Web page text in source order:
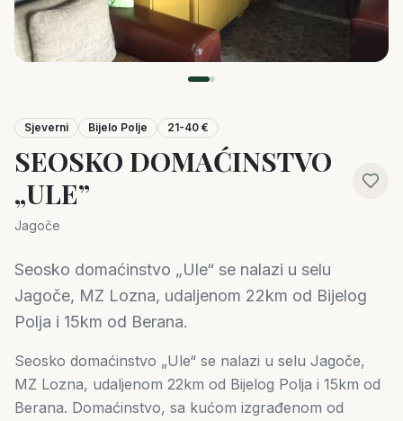
Sjeverni Bijelo Polje 21-40 €
SEOSKO DOMAĆINSTVO
„ULE”
Jagoče
Seosko domaćinstvo „Ule“ se nalazi u selu
Jagoče, MZ Lozna, udaljenom 22km od Bijelog
Polja i 15km od Berana.
Seosko domaćinstvo „Ule“ se nalazi u selu Jagoče,
MZ Lozna, udaljenom 22km od Bijelog Polja i 15km od
Berana. Domaćinstvo, sa kućom izgrađenom od